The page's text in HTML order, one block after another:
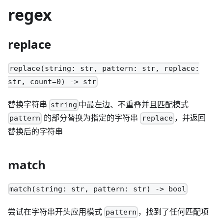
regex
replace
replace(string: str, pattern: str, replace:
str, count=0) -> str
替换字符串 string 中最左边、不重叠并且匹配模式
pattern 的部分替换为指定的字符串 replace，并返回
替换后的字符串
match
match(string: str, pattern: str) -> bool
尝试在字符串开头应用模式 pattern ，找到了任何匹配项